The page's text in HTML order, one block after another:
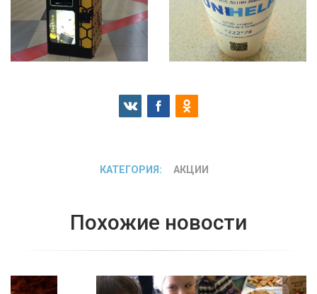
КАТЕГОРИЯ: АКЦИИ
Похожие новости